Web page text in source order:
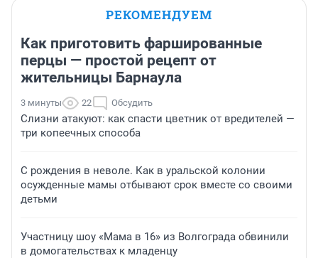
РЕКОМЕНДУЕМ
Как приготовить фаршированные
перцы — простой рецепт от
жительницы Барнаула
3 минуты 22 Обсудить
Слизни атакуют: как спасти цветник от вредителей —
три копеечных способа
С рождения в неволе. Как в уральской колонии
осужденные мамы отбывают срок вместе со своими
детьми
Участницу шоу «Мама в 16» из Волгограда обвинили
в домогательствах к младенцу